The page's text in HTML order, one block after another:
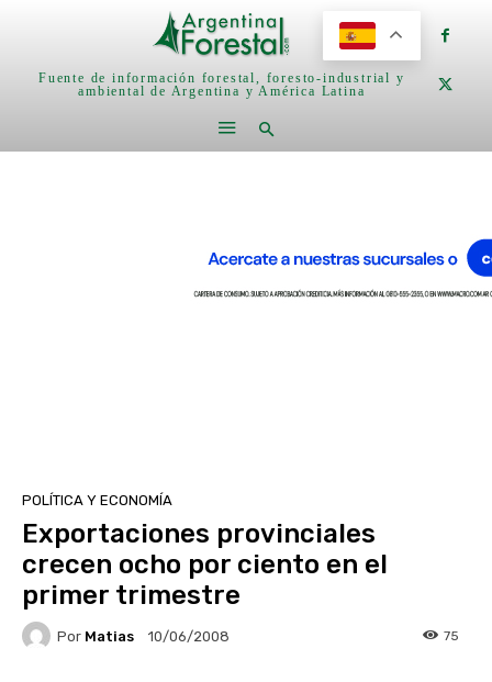
Fuente de información forestal, foresto-industrial y
ambiental de Argentina y América Latina
POLÍTICA Y ECONOMÍA
Exportaciones provinciales
crecen ocho por ciento en el
primer trimestre
Por Matias 10/06/2008 75